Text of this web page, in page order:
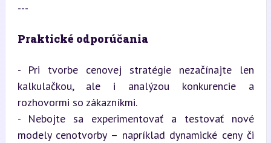
---
Praktické odporúčania
- Pri tvorbe cenovej stratégie nezačínajte len
kalkulačkou, ale i analýzou konkurencie a
rozhovormi so zákazníkmi.
- Nebojte sa experimentovať a testovať nové
modely cenotvorby – napríklad dynamické ceny či